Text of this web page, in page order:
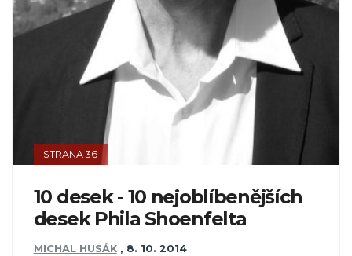
STRANA 36
10 desek - 10 nejoblíbenějších
desek Phila Shoenfelta
MICHAL HUSÁK , 8. 10. 2014